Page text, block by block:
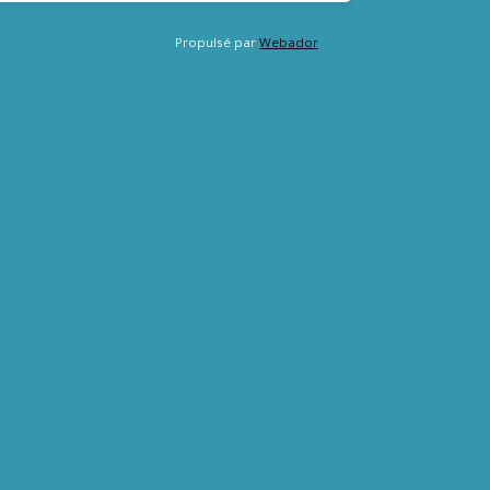
Propulsé par Webador